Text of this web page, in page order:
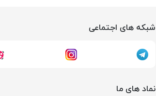
شبکه های اجتماعی
نماد های ما